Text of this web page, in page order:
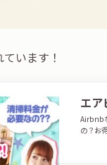
います！
エ
Airbnb
の？お